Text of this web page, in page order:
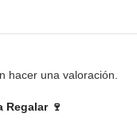
🍷
hacer una valoración.